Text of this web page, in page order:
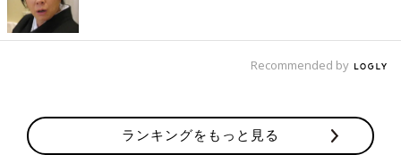
Recommended by
ランキングをもっと見る